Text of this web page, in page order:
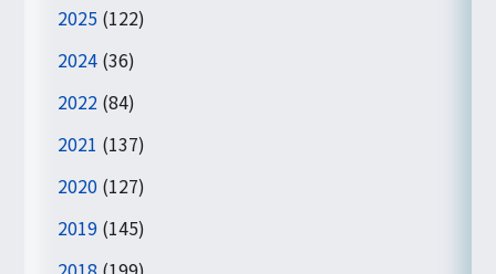
2025 (122)
2024 (36)
2022 (84)
2021 (137)
2020 (127)
2019 (145)